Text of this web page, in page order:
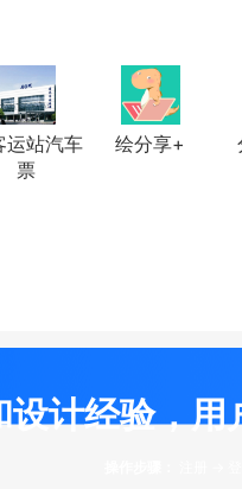
运站汽车
票
绘分享+
设计经验，